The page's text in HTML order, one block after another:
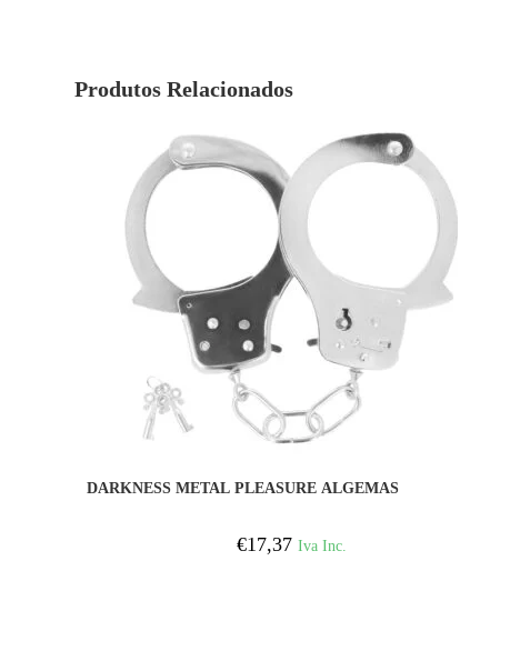
Produtos Relacionados
DARKNESS METAL PLEASURE ALGEMAS
€17,37 Iva Inc.